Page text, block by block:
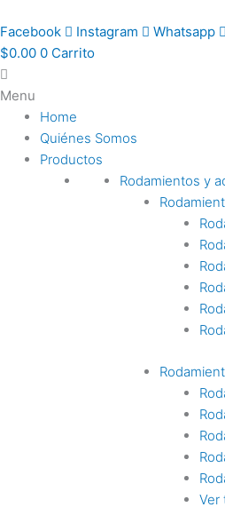
al
contenido
Facebook Instagram
Whatsapp
$0.00 0 Carrito
Menu
Home
Quiénes Somos
Productos
Rodamientos y
Ver